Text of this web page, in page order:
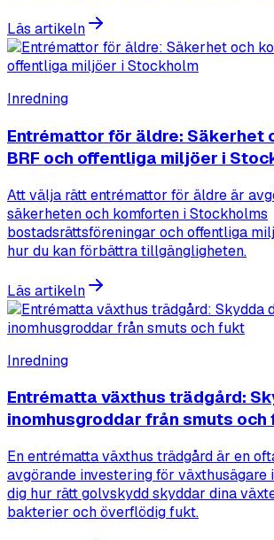
Läs artikeln
Inredning
Entrémattor för äldre: Säkerhet
BRF och offentliga miljöer i
Att välja rätt entrémattor för äldre är
säkerheten och komforten i Stockholms
bostadsrättsföreningar och offentliga
hur du kan förbättra tillgängligheten.
Läs artikeln
Inredning
Entrématta växthus trädgård:
inomhusgroddar från smuts och
En entrématta växthus trädgård är en
avgörande investering för växthusägare
dig hur rätt golvskydd skyddar dina
bakterier och överflödig fukt.